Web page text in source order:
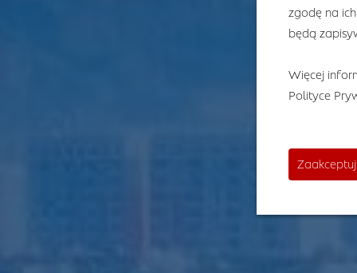
zgodę na
będą
Więcej
Polityce
Zaakceptuj